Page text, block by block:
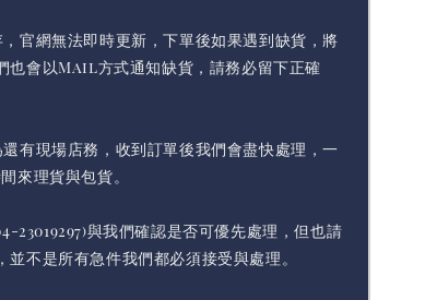
官網無法即時更新，下單後如果遇到缺貨，將
也會以Mail方式通知缺貨，請務必留下正確
有現場店務，收到訂單後我們會盡快處理，一
來理貨與包貨。
23019297)與我們確認是否可優先處理，但也請
不是所有急件我們都必須接受與處理。